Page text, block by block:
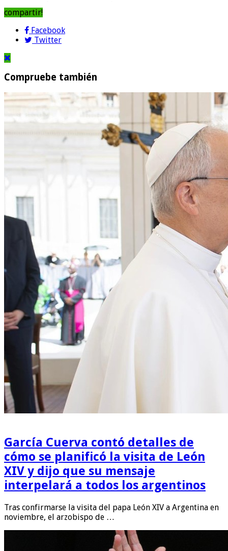
compartir!
Facebook
Twitter
Compruebe también
García Cuerva contó detalles de
cómo se planificó la visita de León
XIV y dijo que su mensaje
interpelará a todos los argentinos
Tras confirmarse la visita del papa León XIV a Argentina en
noviembre, el arzobispo de …